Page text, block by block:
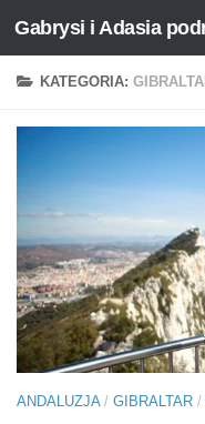
Przejdź do treści
Gabrysi i Adasia
KATEGORIA:
ANDALUZJA/ GIBRALTAR /